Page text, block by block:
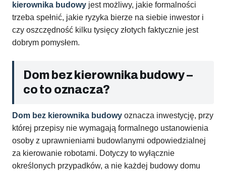
kierownika budowy jest możliwy, jakie formalności
trzeba spełnić, jakie ryzyka bierze na siebie inwestor i
czy oszczędność kilku tysięcy złotych faktycznie jest
dobrym pomysłem.
Dom bez kierownika budowy –
co to oznacza?
Dom bez kierownika budowy oznacza inwestycję, przy
której przepisy nie wymagają formalnego ustanowienia
osoby z uprawnieniami budowlanymi odpowiedzialnej
za kierowanie robotami. Dotyczy to wyłącznie
określonych przypadków, a nie każdej budowy domu